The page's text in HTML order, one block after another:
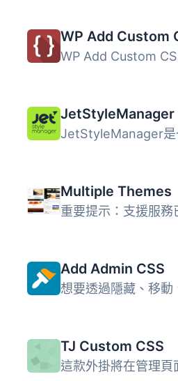
WP Add Custom
Multiple Themes
Add Admin CSS
TJ Custom CSS